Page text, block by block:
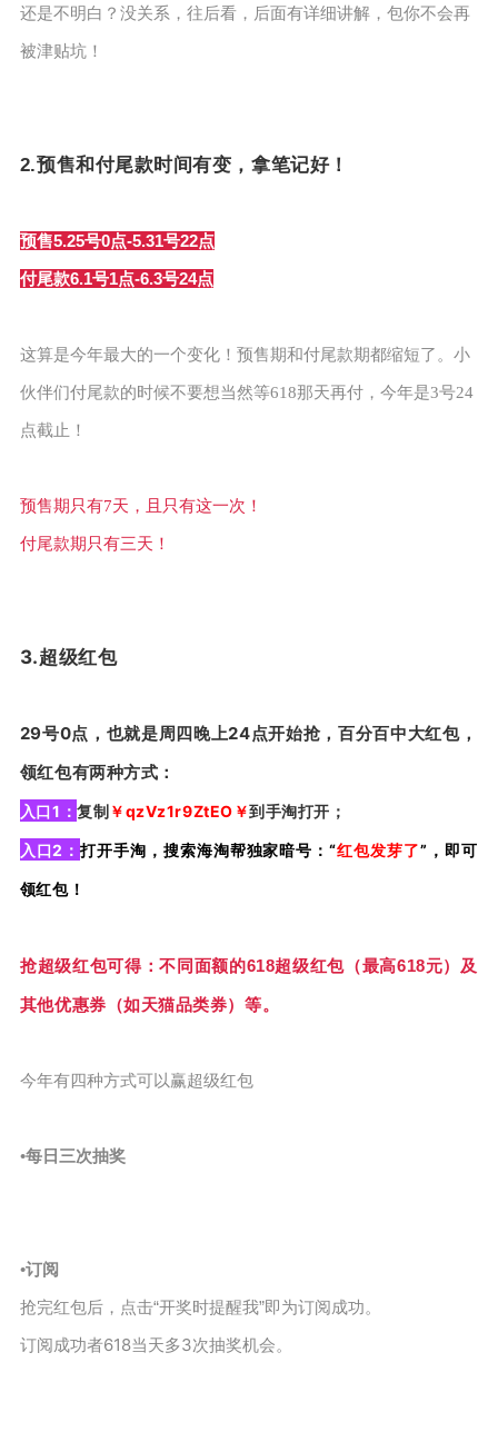
还是不明白？没关系，往后看，后面有详细讲解，包你不会再
被津贴坑！
2.预售和付尾款时间有变，拿笔记好！
预售5.25号0点-5.31号22点
付尾款6.1号1点-6.3号24点
这算是今年最大的一个变化！预售期和付尾款期都缩短了。小
伙伴们付尾款的时候不要想当然等618那天再付，今年是3号24
点截止！
预售期只有7天，且只有这一次！
付尾款期只有三天！
3.超级红包
29号0点，也就是周四晚上24点开始抢，百分百中大红包，
领红包有两种方式：
入口1：复制￥qzVz1r9ZtEO￥到手淘打开；
入口2：打开手淘，搜索海淘帮独家暗号：“红包发芽了”，即可
领红包！
抢超级红包可得：不同面额的618超级红包（最高618元）及
其他优惠券（如天猫品类券）等。
今年有四种方式可以赢超级红包
•每日三次抽奖
•订阅
抢完红包后， 点击“开奖时提醒我”即为订阅成功。
订阅成功者618当天多3次抽奖机会。